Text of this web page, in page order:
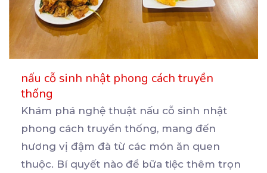
nấu cỗ sinh nhật phong cách truyền
thống
Khám phá nghệ thuật nấu cỗ sinh nhật
phong cách truyền thống, mang đến
hương vị đậm đà từ các món ăn quen
thuộc. Bí quyết nào để bữa tiệc thêm trọn